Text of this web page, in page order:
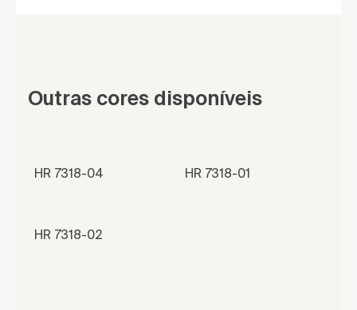
Outras cores disponíveis
HR 7318-04 HR 7318-01
HR 7318-02